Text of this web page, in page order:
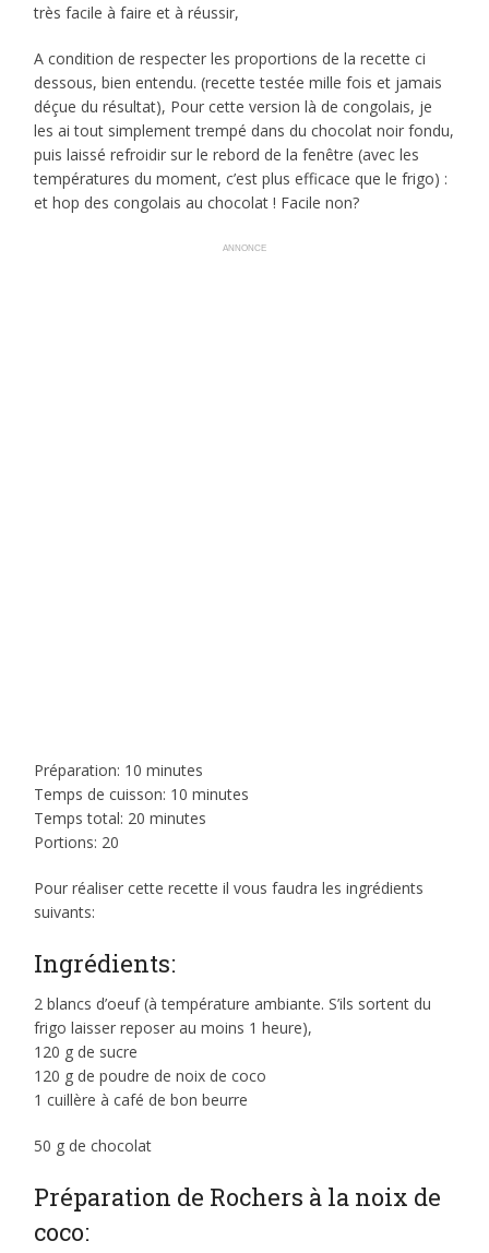
très facile à faire et à réussir,
A condition de respecter les proportions de la recette ci
dessous, bien entendu. (recette testée mille fois et jamais
déçue du résultat), Pour cette version là de congolais, je
les ai tout simplement trempé dans du chocolat noir fondu,
puis laissé refroidir sur le rebord de la fenêtre (avec les
températures du moment, c’est plus efficace que le frigo) :
et hop des congolais au chocolat ! Facile non?
ANNONCE
Préparation: 10 minutes
Temps de cuisson: 10 minutes
Temps total: 20 minutes
Portions: 20
Pour réaliser cette recette il vous faudra les ingrédients
suivants:
Ingrédients:
2 blancs d’oeuf (à température ambiante. S’ils sortent du
frigo laisser reposer au moins 1 heure),
120 g de sucre
120 g de poudre de noix de coco
1 cuillère à café de bon beurre
50 g de chocolat
Préparation de Rochers à la noix de
coco: